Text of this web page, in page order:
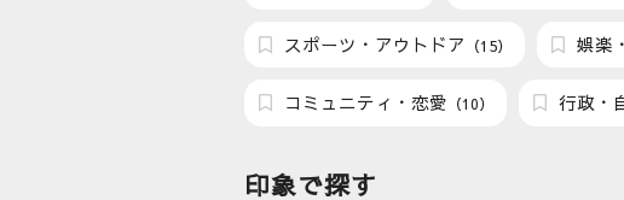
スポーツ・アウトドア （15） 娯楽
コミュニティ・恋愛 （10） 行政・
印象で探す